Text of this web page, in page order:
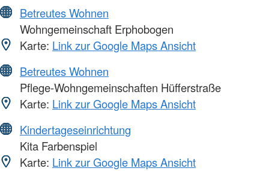
Betreutes Wohnen
Wohngemeinschaft Erphobogen
Karte: Link zur Google Maps Ansicht
Betreutes Wohnen
Pflege-Wohngemeinschaften Hüfferstraße
Karte: Link zur Google Maps Ansicht
Kindertageseinrichtung
Kita Farbenspiel
Karte: Link zur Google Maps Ansicht